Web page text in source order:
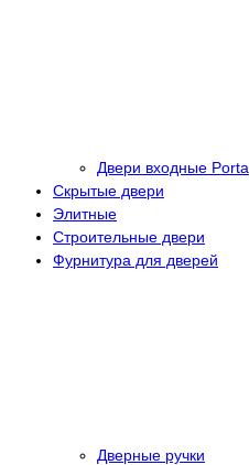
Двери входные Porta
Скрытые двери
Элитные
Строительные двери
Фурнитура для дверей
Дверные ручки